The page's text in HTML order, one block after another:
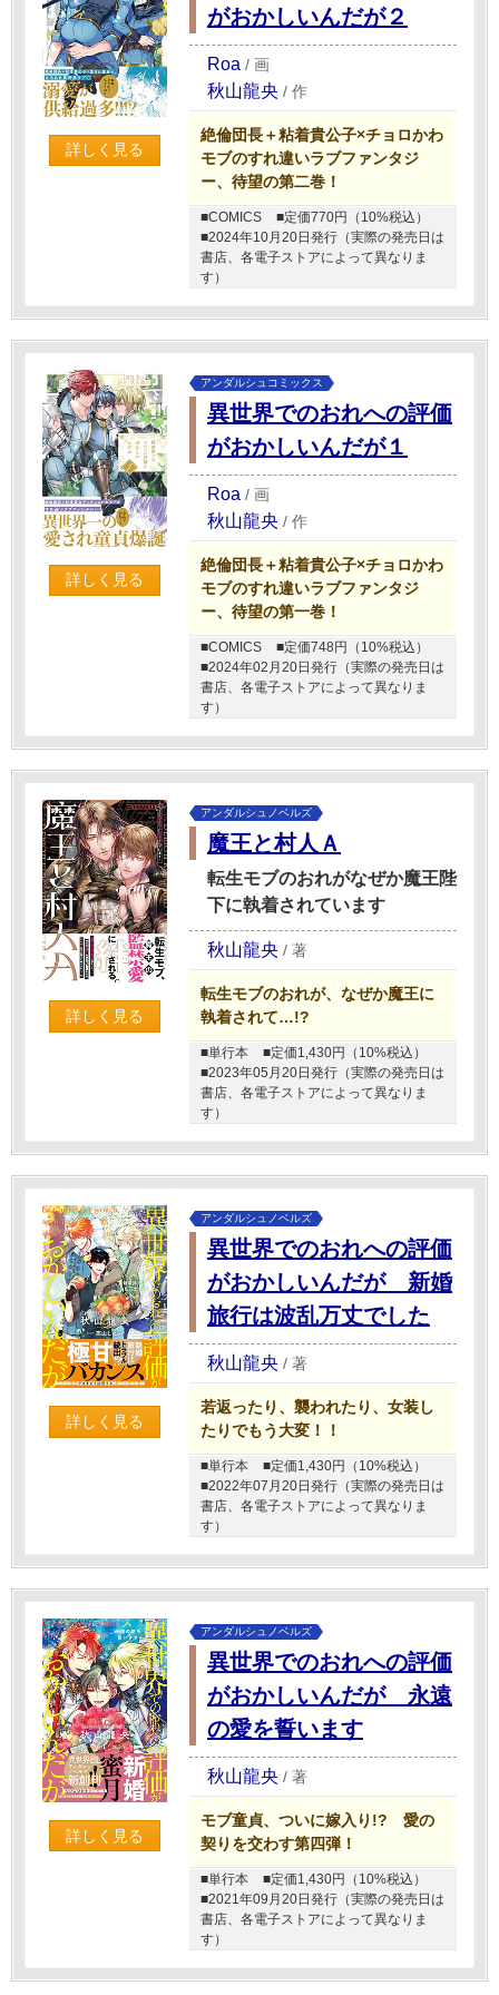
詳しく見る
がおかしいんだが２
Roa / 画
秋山龍央 / 作
絶倫団長＋粘着貴公子×チョロかわ
モブのすれ違いラブファンタジ
ー、待望の第二巻！
■COMICS
■定価770円（10%税込）
■2024年10月20日発行（実際の発売日は
書店、各電子ストアによって異なりま
す）
詳しく見る
アンダルシュコミックス
異世界でのおれへの評価
がおかしいんだが１
Roa / 画
秋山龍央 / 作
絶倫団長＋粘着貴公子×チョロかわ
モブのすれ違いラブファンタジ
ー、待望の第一巻！
■COMICS
■定価748円（10%税込）
■2024年02月20日発行（実際の発売日は
書店、各電子ストアによって異なりま
す）
詳しく見る
アンダルシュノベルズ
魔王と村人Ａ
転生モブのおれがなぜか魔王陛
下に執着されています
秋山龍央 / 著
転生モブのおれが、なぜか魔王に
執着されて…!?
■単行本
■定価1,430円（10%税込）
■2023年05月20日発行（実際の発売日は
書店、各電子ストアによって異なりま
す）
詳しく見る
アンダルシュノベルズ
異世界でのおれへの評価
がおかしいんだが 新婚
旅行は波乱万丈でした
秋山龍央 / 著
若返ったり、襲われたり、女装し
たりでもう大変！！
■単行本
■定価1,430円（10%税込）
■2022年07月20日発行（実際の発売日は
書店、各電子ストアによって異なりま
す）
詳しく見る
アンダルシュノベルズ
異世界でのおれへの評価
がおかしいんだが 永遠
の愛を誓います
秋山龍央 / 著
モブ童貞、ついに嫁入り!? 愛の
契りを交わす第四弾！
■単行本
■定価1,430円（10%税込）
■2021年09月20日発行（実際の発売日は
書店、各電子ストアによって異なりま
す）